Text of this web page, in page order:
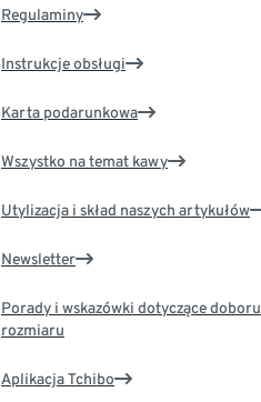
Regulaminy
Instrukcje obsługi
Karta podarunkowa
Wszystko na temat kawy
Utylizacja i skład naszych artykułów
Newsletter
Porady i wskazówki dotyczące doboru
rozmiaru
Aplikacja Tchibo